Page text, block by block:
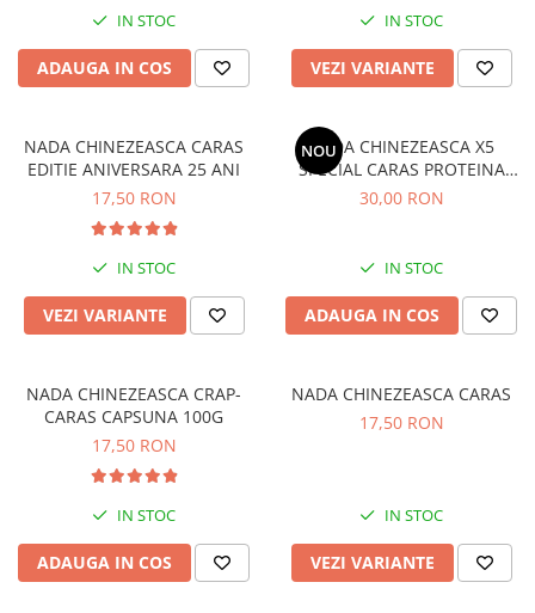
Foarfeca pescuit
IN STOC
ADAUGA IN COS
IN STOC
VEZI VARIANTE
NADA CHINEZEASCA CARAS
EDITIE ANIVERSARA 25 ANI
17,50 RON
IN STOC
VEZI VARIANTE
NOU
NADA CHINEZEASCA X5
SPECIAL CARAS PROTEINA
ANIMALA 300G
30,00 RON
IN STOC
ADAUGA IN COS
NADA CHINEZEASCA CRAP-
CARAS CAPSUNA 100G
17,50 RON
IN STOC
ADAUGA IN COS
NADA CHINEZEASCA CARAS
17,50 RON
IN STOC
VEZI VARIANTE